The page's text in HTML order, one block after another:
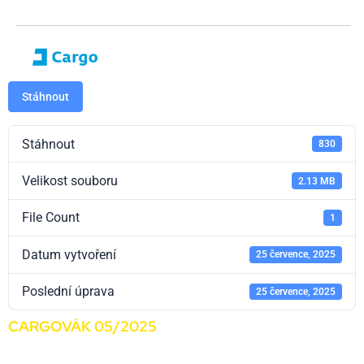
Stáhnout
Stáhnout 830
Velikost souboru 2.13 MB
File Count 1
Datum vytvoření 25 července, 2025
Poslední úprava 25 července, 2025
CARGOVÁK 05/2025